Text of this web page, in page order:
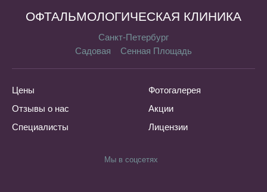
ОФТАЛЬМОЛОГИЧЕСКАЯ КЛИНИКА
Санкт-Петербург
Садовая
Сенная Площадь
Цены
Отзывы о нас
Специалисты
Фотогалерея
Акции
Лицензии
Мы в соцсетях